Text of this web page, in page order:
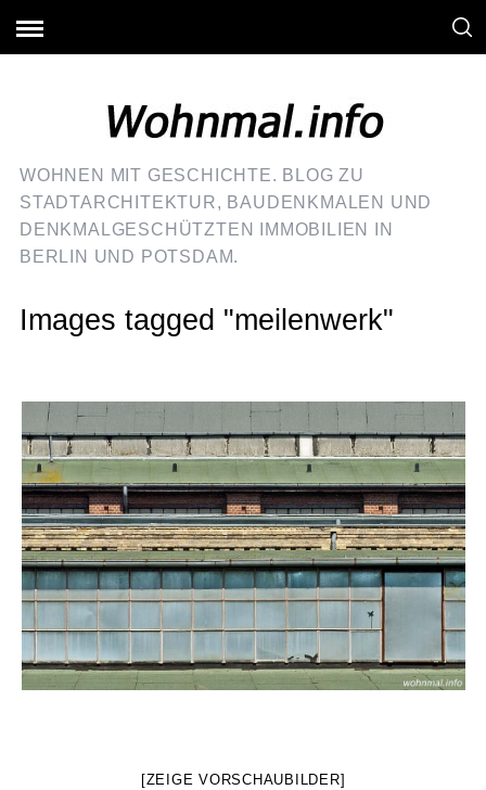
WOHNEN MIT GESCHICHTE. BLOG ZU
STADTARCHITEKTUR, BAUDENKMALEN UND
DENKMALGESCHÜTZTEN IMMOBILIEN IN
BERLIN UND POTSDAM.
Images tagged "meilenwerk"
[ZEIGE VORSCHAUBILDER]